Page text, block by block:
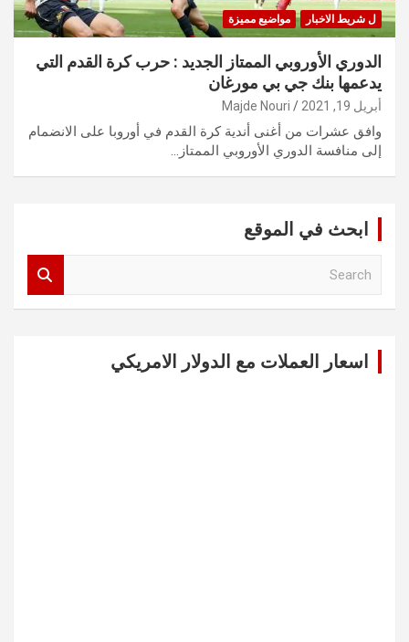
ل شريط الاخبار مواضيع مميزة
الدوري الأوروبي الممتاز الجديد : حرب كرة القدم التي
يدعمها بنك جي بي مورغان
أبريل 19, 2021 Majde Nouri
وافق عشرات من أغنى أندية كرة القدم في أوروبا على الانضمام
إلى منافسة الدوري الأوروبي الممتاز…
ابحث في الموقع
اسعار العملات مع الدولار الامريكي